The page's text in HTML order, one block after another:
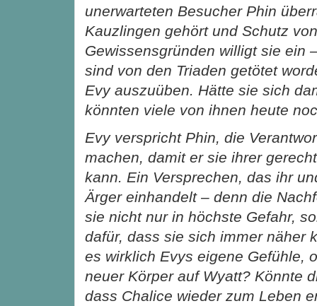
unerwarteten Besucher Phin
Kauzlingen gehört und Schutz
Gewissensgründen willigt sie ein
sind von den Triaden getötet
Evy auszuüben. Hätte sie sich
könnten viele von ihnen heute
Evy verspricht Phin, die
machen, damit er sie ihrer
kann. Ein Versprechen, das ihr
Ärger einhandelt – denn die
sie nicht nur in höchste Gefahr,
dafür, dass sie sich immer näher
es wirklich Evys eigene Gefühle,
neuer Körper auf Wyatt? Könnte
dass Chalice wieder zum Leben